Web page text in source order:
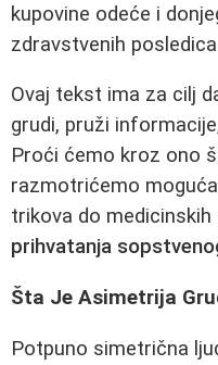
kupovine odeće i
zdravstvenih
Ovaj tekst ima za cilj
grudi, pruži
Proći ćemo kroz ono
razmotrićemo
trikova do
prihvatanja
Šta Je Asimetrija
Potpuno simetrična